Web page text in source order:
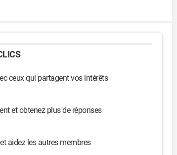
ceux qui partagent vos intérêts
et obtenez plus de réponses
aidez les autres membres